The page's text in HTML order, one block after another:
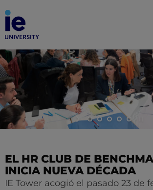
EL HR CLUB DE
INICIA NUEVA DÉCADA
IE Tower acogió el pasado 23 de